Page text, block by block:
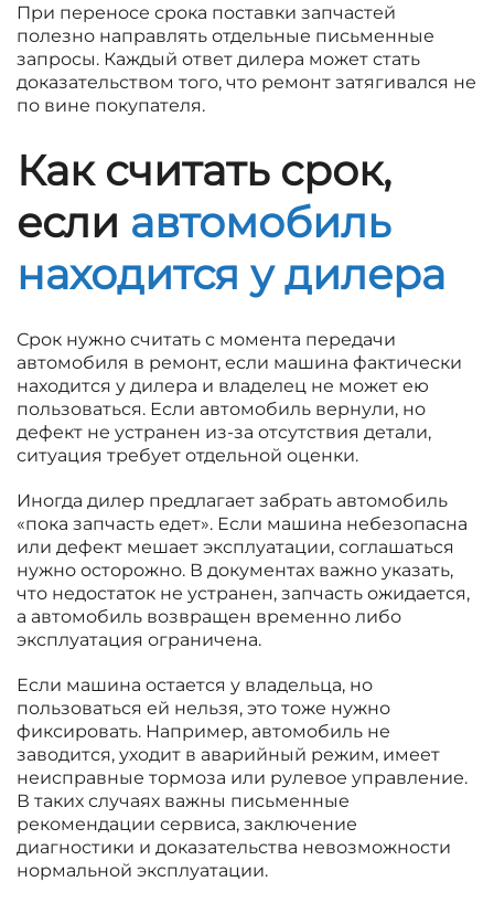
При переносе срока поставки запчастей
полезно направлять отдельные письменные
запросы. Каждый ответ дилера может стать
доказательством того, что ремонт затягивался не
по вине покупателя.
Как считать срок,
если автомобиль
находится у дилера
Срок нужно считать с момента передачи
автомобиля в ремонт, если машина фактически
находится у дилера и владелец не может ею
пользоваться. Если автомобиль вернули, но
дефект не устранен из-за отсутствия детали,
ситуация требует отдельной оценки.
Иногда дилер предлагает забрать автомобиль
«пока запчасть едет». Если машина небезопасна
или дефект мешает эксплуатации, соглашаться
нужно осторожно. В документах важно указать,
что недостаток не устранен, запчасть ожидается,
а автомобиль возвращен временно либо
эксплуатация ограничена.
Если машина остается у владельца, но
пользоваться ей нельзя, это тоже нужно
фиксировать. Например, автомобиль не
заводится, уходит в аварийный режим, имеет
неисправные тормоза или рулевое управление.
В таких случаях важны письменные
рекомендации сервиса, заключение
диагностики и доказательства невозможности
нормальной эксплуатации.